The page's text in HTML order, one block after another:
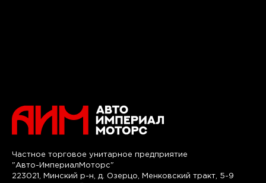
Частное торговое унитарное предприятие
"Авто-ИмпериалМоторс"
223021, Минский р-н, д. Озерцо, Менковский тракт, 5-9